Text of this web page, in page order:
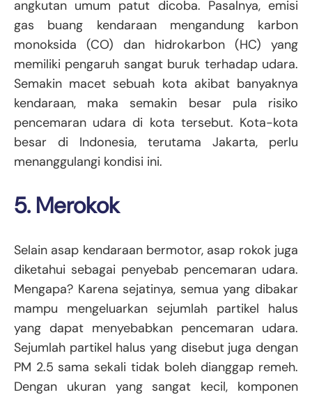
angkutan umum patut dicoba. Pasalnya, emisi
gas buang kendaraan mengandung karbon
monoksida (CO) dan hidrokarbon (HC) yang
memiliki pengaruh sangat buruk terhadap udara.
Semakin macet sebuah kota akibat banyaknya
kendaraan, maka semakin besar pula risiko
pencemaran udara di kota tersebut. Kota-kota
besar di Indonesia, terutama Jakarta, perlu
menanggulangi kondisi ini.
5. Merokok
Selain asap kendaraan bermotor, asap rokok juga
diketahui sebagai penyebab pencemaran udara.
Mengapa? Karena sejatinya, semua yang dibakar
mampu mengeluarkan sejumlah partikel halus
yang dapat menyebabkan pencemaran udara.
Sejumlah partikel halus yang disebut juga dengan
PM 2.5 sama sekali tidak boleh dianggap remeh.
Dengan ukuran yang sangat kecil, komponen